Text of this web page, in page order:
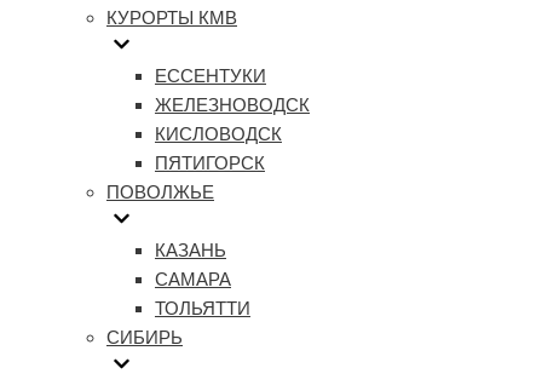
КУРОРТЫ КМВ
ЕССЕНТУКИ
ЖЕЛЕЗНОВОДСК
КИСЛОВОДСК
ПЯТИГОРСК
ПОВОЛЖЬЕ
КАЗАНЬ
САМАРА
ТОЛЬЯТТИ
СИБИРЬ